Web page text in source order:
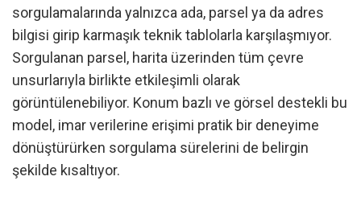
sorgulamalarında yalnızca ada, parsel ya da adres
bilgisi girip karmaşık teknik tablolarla karşılaşmıyor.
Sorgulanan parsel, harita üzerinden tüm çevre
unsurlarıyla birlikte etkileşimli olarak
görüntülenebiliyor. Konum bazlı ve görsel destekli bu
model, imar verilerine erişimi pratik bir deneyime
dönüştürürken sorgulama sürelerini de belirgin
şekilde kısaltıyor.